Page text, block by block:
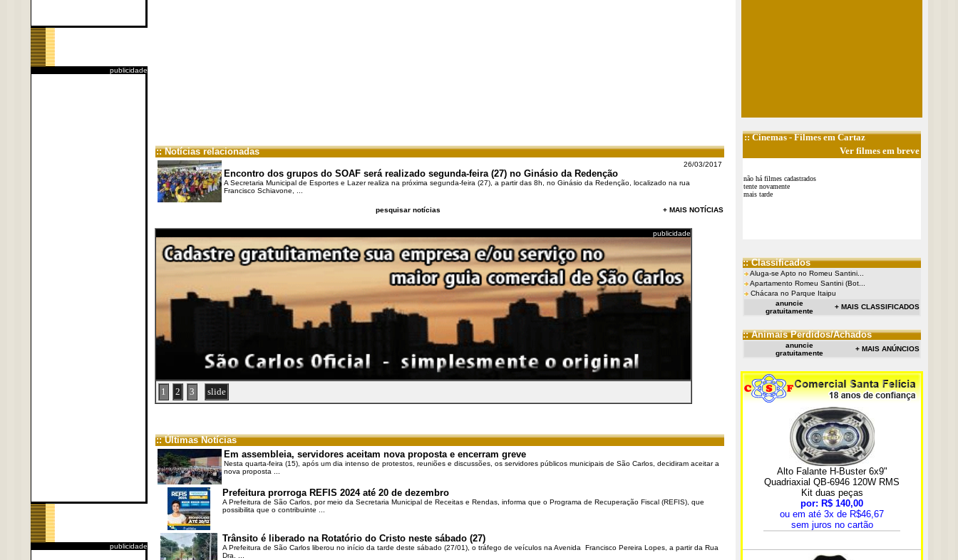
publicidade
publicidade
:: Notícias relacionadas
26/03/2017
Encontro dos grupos do SOAF será realizado segunda-feira (27) no Ginásio da Redenção
A Secretaria Municipal de Esportes e Lazer realiza na próxima segunda-feira (27), a partir das 8h, no Ginásio da Redenção, localizado na rua
Francisco Schiavone, ...
pesquisar notícias + MAIS NOTÍCIAS
publicidade
1 2 3 slide
:: Últimas Notícias
Em assembleia, servidores aceitam nova proposta e encerram greve
Nesta quarta-feira (15), após um dia intenso de protestos, reuniões e discussões, os servidores públicos municipais de São Carlos, decidiram aceitar a
nova proposta ...
Prefeitura prorroga REFIS 2024 até 20 de dezembro
A Prefeitura de São Carlos, por meio da Secretaria Municipal de Receitas e Rendas, informa que o Programa de Recuperação Fiscal (REFIS), que
possibilita que o contribuinte ...
Trânsito é liberado na Rotatório do Cristo neste sábado (27)
A Prefeitura de São Carlos liberou no início da tarde deste sábado (27/01), o tráfego de veículos na Avenida Francisco Pereira Lopes, a partir da Rua
Dra. ...
::Cinemas- Filmes em Cartaz
Ver filmes em breve
não há filmes cadastrados
tente novamente
mais tarde
:: Classificados
Aluga-se Apto no Romeu Santini...
Apartamento Romeu Santini (Bot...
Chácara no Parque Itaipu
anuncie
gratuitamente
+ MAIS CLASSIFICADOS
:: Animais Perdidos/Achados
anuncie
gratuitamente
+ MAIS ANÚNCIOS